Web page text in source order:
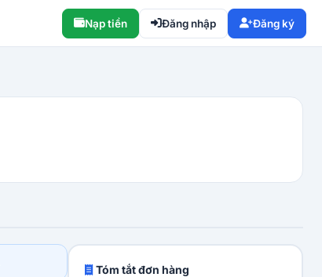
Nạp tiền Đăng nhập Đăng ký
Tóm tắt đơn hàng